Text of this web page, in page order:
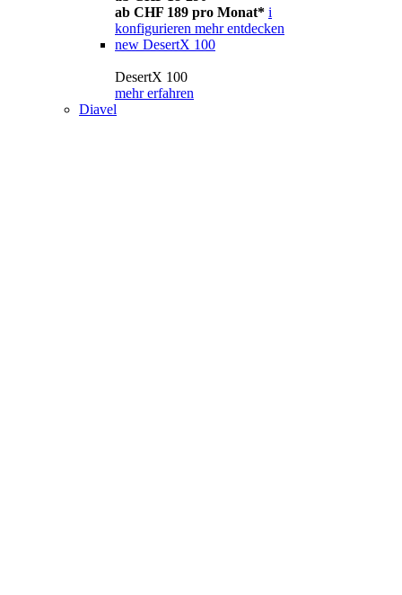
ab CHF 189 pro Monat* i
konfigurieren mehr entdecken
new DesertX 100
DesertX 100
mehr erfahren
Diavel